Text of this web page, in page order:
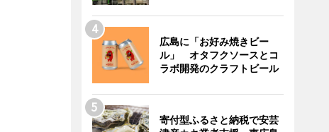
広島に「お好み焼きビー
ル」 オタフクソースとコ
ラボ開発のクラフトビール
寄付型ふるさと納税で安芸